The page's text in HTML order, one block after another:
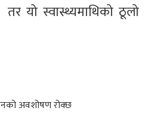
यो स्वास्थ्यमाथिको ठूलो
अवशोषण रोक्छ